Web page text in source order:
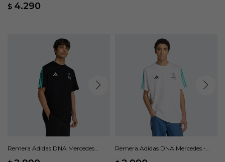
$ 4.290
Remera Adidas DNA Mercedes
Remera Adidas DNA Mercedes -